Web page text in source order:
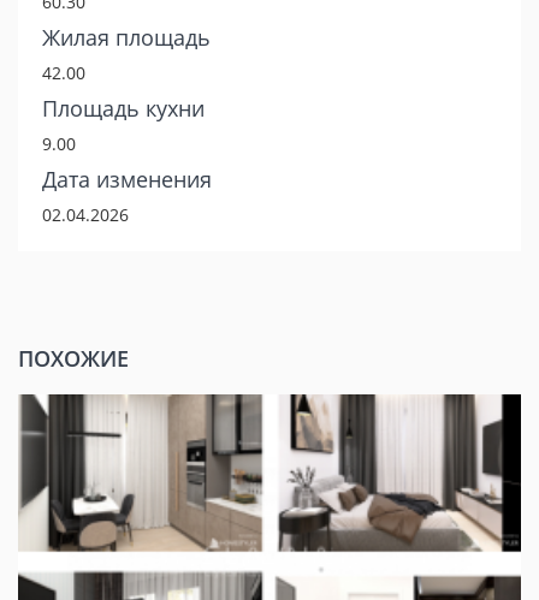
Жилая площадь
42.00
Площадь кухни
9.00
Дата изменения
02.04.2026
ПОХОЖИЕ